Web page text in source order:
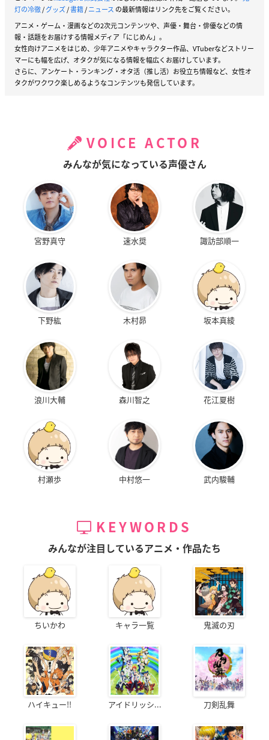
灯の冷徹/グッズ/書籍/ニュース の最新情報はリンク先をご覧ください。
アニメ・ゲーム・漫画などの2次元コンテンツや、声優・舞台・俳優などの情
報・話題をお届けする情報メディア「にじめん」。
女性向けアニメをはじめ、少年アニメやキャラクター作品、VTuberなどストリー
マーにも幅を広げ、オタクが気になる情報を幅広くお届けしています。
さらに、アンケート・ランキング・オタ活（推し活）お役立ち情報など、女性オ
タクがワクワク楽しめるようなコンテンツも発信しています。
VOICE ACTOR
みんなが気になっている声優さん
宮野真守 速水奨 諏訪部順一
下野紘 木村昴 坂本真綾
浪川大輔 森川智之 花江夏樹
村瀬歩 中村悠一 武内駿輔
KEYWORDS
みんなが注目しているアニメ・作品たち
ちいかわ キャラ一覧 鬼滅の刃
ハイキュー!! アイドリッシ... 刀剣乱舞